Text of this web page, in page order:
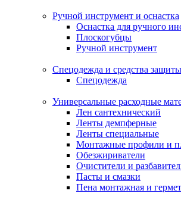
Ручной инструмент и оснастка
Оснастка для ручного
Плоскогубцы
Ручной инструмент
Спецодежда и средства защиты
Спецодежда
Универсальные расходные
Лен сантехнический
Ленты демпферные
Ленты специальные
Монтажные профили и
Обезжириватели
Очистители и
Пасты и смазки
Пена монтажная и